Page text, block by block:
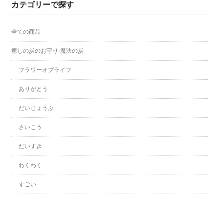
カテゴリーで探す
全ての商品
癒しの炭のお守り-魔法の炭
フラワーオブライフ
ありがとう
だいじょうぶ
さいこう
だいすき
わくわく
すごい